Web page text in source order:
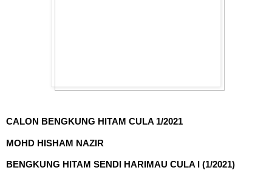
CALON BENGKUNG HITAM CULA 1/2021
MOHD HISHAM NAZIR
BENGKUNG HITAM SENDI HARIMAU CULA I (1/2021)